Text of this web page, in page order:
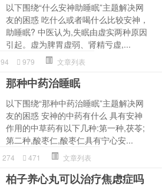
以下围绕“什么安神助睡眠”主题解决网
友的困惑 吃什么或者喝什么比较安神，
助睡眠? 中医认为,失眠由虚实两种原因
引起。虚为脾胃虚弱、肾精亏虚,...
94 979 文章列表
那种中药治睡眠
以下围绕“那种中药治睡眠”主题解决网
友的困惑 安神的中药有什么 具有安神
作用的中草药有以下几种:第一种,茯苓;
第二种,酸枣仁,酸枣仁具有宁心安...
274 471 文章列表
柏子养心丸可以治疗焦虑症吗